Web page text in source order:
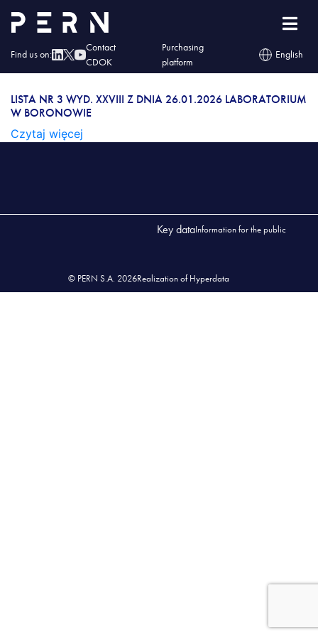
Find us on:
Contact
CDOK
Purchasing
platform
English
Lista nr 3 wyd. XXVIII z dnia 26.01.2026
Laboratorium w Boronowie
LISTA NR 3 WYD. XXVIII Z DNIA 26.01.2026
LABORATORIUM W BORONOWIE
LISTA NR 3 WYD. XXVIII Z DNIA 26.01.2026 LABORATORIUM
W BORONOWIE
Czytaj więcej
Key dataInformation for the public
© PERN S.A. 2026Realization of Hyperdata